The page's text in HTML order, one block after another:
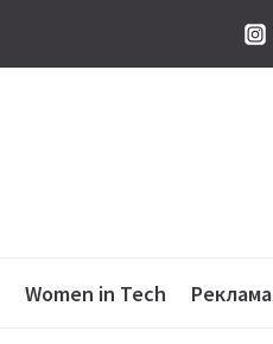
Women in Tech Реклама